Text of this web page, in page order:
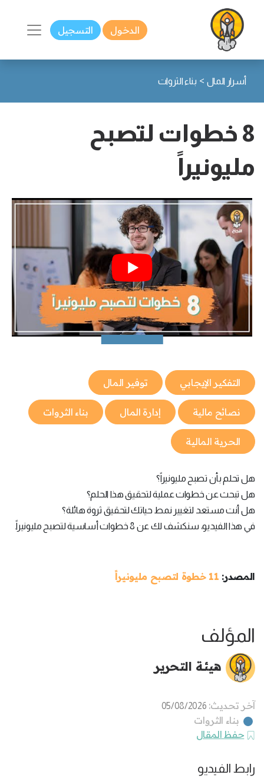
الدخول التسجيل
أسرار المال > بناء الثروات
8 خطوات لتصبح
مليونيراً
التفكير الإيجابي توفير المال
نصائح مالية إدارة المال بناء الثروات
الحرية المالية
هل تحلم بأن تصبح مليونيراً؟
هل تبحث عن خطوات عملية لتحقيق هذا الحلم؟
هل أنت مستعد لتغيير نمط حياتك لتحقيق ثروة هائلة؟
في هذا الفيديو، سنكشف لك عن 8 خطوات أساسية لتصبح مليونيراً.
المصدر: 11 خطوة لتصبح مليونيراً
المؤلف
هيئة التحرير
آخر تحديث: 05/08/2026
بناء الثروات
حفظ المقال
رابط الفيديو